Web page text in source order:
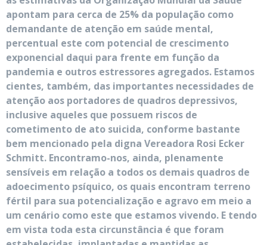
apontam para cerca de 25% da população como
demandante de atenção em saúde mental,
percentual este com potencial de crescimento
exponencial daqui para frente em função da
pandemia e outros estressores agregados. Estamos
cientes, também, das importantes necessidades de
atenção aos portadores de quadros depressivos,
inclusive aqueles que possuem riscos de
cometimento de ato suicida, conforme bastante
bem mencionado pela digna Vereadora Rosi Ecker
Schmitt. Encontramo-nos, ainda, plenamente
sensíveis em relação a todos os demais quadros de
adoecimento psíquico, os quais encontram terreno
fértil para sua potencialização e agravo em meio a
um cenário como este que estamos vivendo. E tendo
em vista toda esta circunstância é que foram